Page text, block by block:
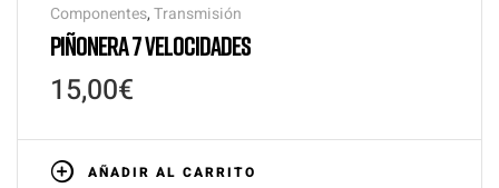
Componentes,Transmisión
PIÑONERA 7 VELOCIDADES
15,00€
AÑADIR AL CARRITO